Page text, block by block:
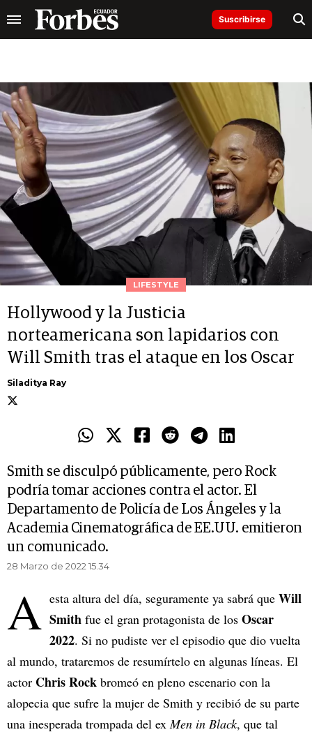
Suscribirse
LIFESTYLE
Hollywood y la Justicia
norteamericana son lapidarios con
Will Smith tras el ataque en los Oscar
Siladitya Ray
Smith se disculpó públicamente, pero Rock
podría tomar acciones contra el actor. El
Departamento de Policía de Los Ángeles y la
Academia Cinematográfica de EE.UU. emitieron
un comunicado.
28 Marzo de 2022 15.34
A esta altura del día, seguramente ya sabrá que Will
Smith fue el gran protagonista de los Oscar
2022. Si no pudiste ver el episodio que dio vuelta
al mundo, trataremos de resumírtelo en algunas líneas. El
actor Chris Rock bromeó en pleno escenario con la
alopecia que sufre la mujer de Smith y recibió de su parte
una inesperada trompada del exMen in Black, que tal